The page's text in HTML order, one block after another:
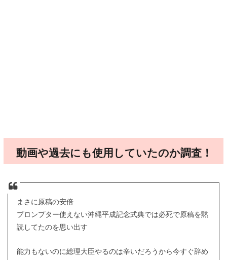
動画や過去にも使用していたのか調査！
まさに原稿の安倍
プロンプター使えない沖縄平成記念式典では必死で原稿を黙
読してたのを思い出す
能力もないのに総理大臣やるのは辛いだろうから今すぐ辞め